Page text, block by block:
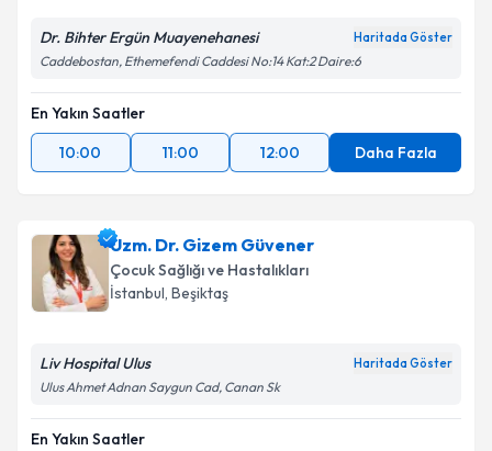
Dr. Bihter Ergün Muayenehanesi Haritada Göster
Caddebostan, Ethemefendi Caddesi No:14 Kat:2 Daire:6
En Yakın Saatler
10:00
11:00 12:00 Daha Fazla
Uzm. Dr. Gizem Güvener
Çocuk Sağlığı ve Hastalıkları
İstanbul, Beşiktaş
Liv Hospital Ulus Haritada Göster
Ulus Ahmet Adnan Saygun Cad, Canan Sk
En Yakın Saatler